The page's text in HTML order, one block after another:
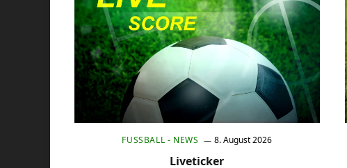
FUSSBALL - NEWS 8. August 2026
Liveticker